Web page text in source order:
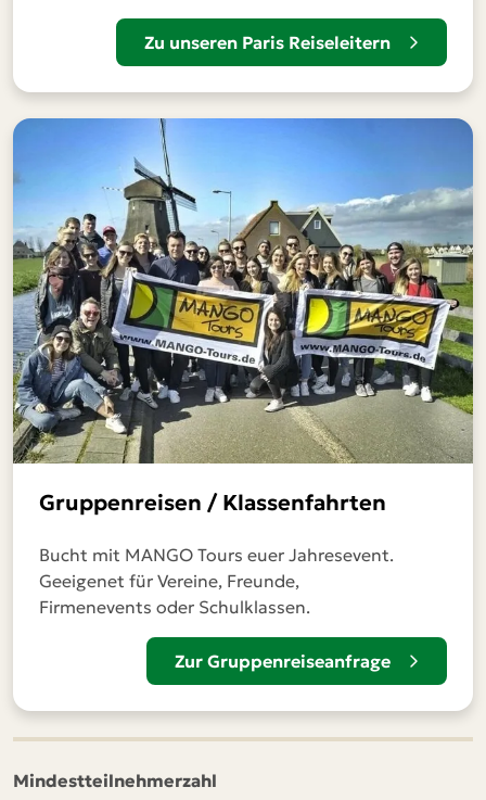
Zu unseren Paris Reiseleitern
Gruppenreisen / Klassenfahrten
Bucht mit MANGO Tours euer Jahresevent.
Geeigenet für Vereine, Freunde,
Firmenevents oder Schulklassen.
Zur Gruppenreiseanfrage
Mindestteilnehmerzahl